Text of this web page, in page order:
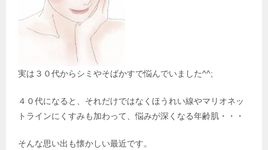
実は３０代からシミやそばかすで悩んでいました^^;
４０代になると、それだけではなくほうれい線やマリオネッ
トラインにくすみも加わって、悩みが深くなる年齢肌・・・
そんな思い出も懐かしい最近です。